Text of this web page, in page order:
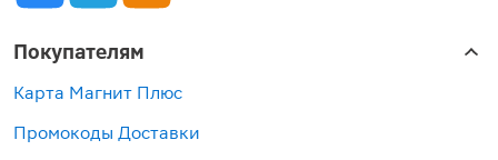
Покупателям
Карта Магнит Плюс
Промокоды Доставки